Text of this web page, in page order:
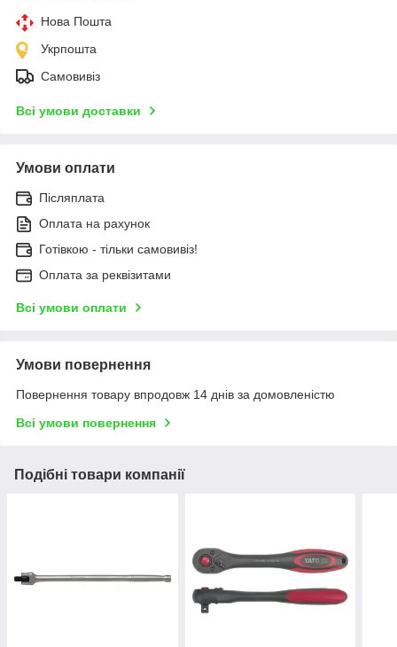
Нова Пошта
Укрпошта
Самовивіз
Всі умови доставки
Умови оплати
Післяплата
Оплата на рахунок
Готівкою - тільки самовивіз!
Оплата за реквізитами
Всі умови оплати
Умови повернення
Повернення товару впродовж 14 днів за домовленістю
Всі умови повернення
Подібні товари компанії